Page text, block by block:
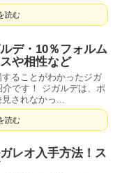
読む
デ・10％フォルム
や相性など
ることがわかったジガ
です！ ジガルデは、ポ
されなかっ...
読む
レオ入手方法！ス